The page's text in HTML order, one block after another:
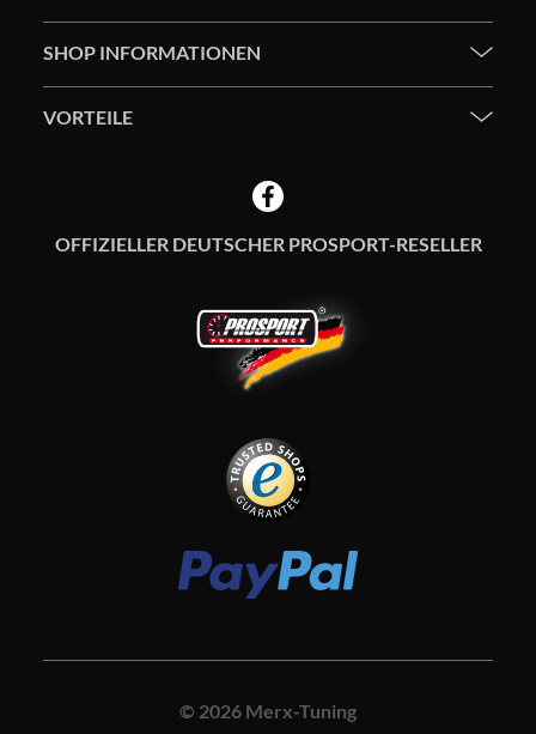
OFFIZIELLER DEUTSCHER PROSPORT-RESELLER
SHOP INFORMATIONEN
VORTEILE
© 2026 Merx-Tuning